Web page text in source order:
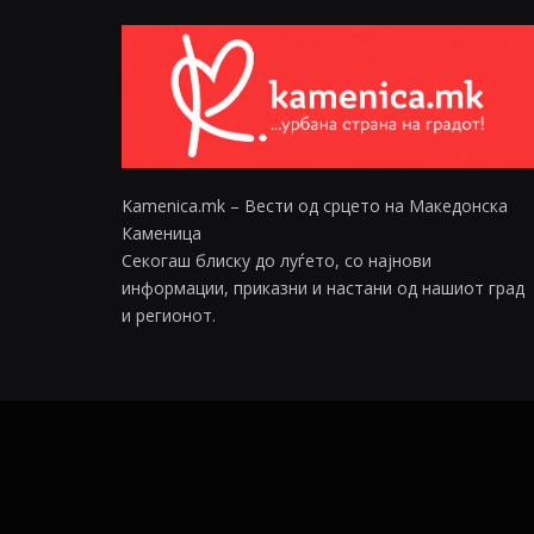
Kamenica.mk – Вести од срцето на Македонска
Каменица
Секогаш блиску до луѓето, со најнови
информации, приказни и настани од нашиот град
и регионот.